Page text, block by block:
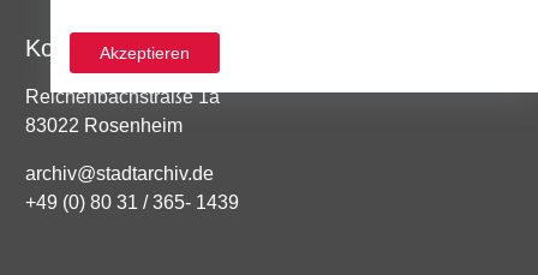
Akzeptieren
Kontakt
Reichenbachstraße 1a
83022 Rosenheim
archiv@stadtarchiv.de
+49 (0) 80 31 / 365- 1439